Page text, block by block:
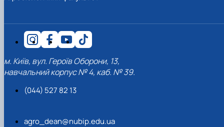
м. Київ, вул. Героїв Оборони, 13,
навчальний корпус № 4, каб. № 39.
(044) 527 82 13
agro_dean@nubip.edu.ua